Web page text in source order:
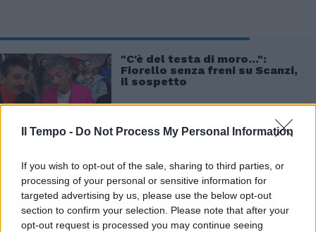
Il Tempo - Do Not Process My Personal Information
If you wish to opt-out of the sale, sharing to third parties, or
processing of your personal or sensitive information for
targeted advertising by us, please use the below opt-out
section to confirm your selection. Please note that after your
opt-out request is processed you may continue seeing
"C'è del testa di moro...":
Fiorello senza freni su Scanzi,
il sospetto
Poi, ovviamente, ci sono i media: "Se uno
guardaRaioMediasetmagari difficilmente
si accorge degli errori di questo governo".
L'intemerata si conclude nell'unico modo